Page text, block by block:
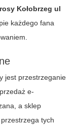
Kołobrzeg ul
każdego fana
jest przestrzeganie
e-
a sklep
tych